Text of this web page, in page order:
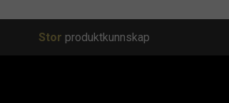
Stor produktkunnskap